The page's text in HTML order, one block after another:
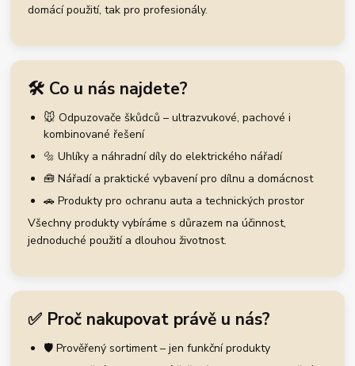
domácí použití, tak pro profesionály.
🛠️ Co u nás najdete?
🐭 Odpuzovače škůdců – ultrazvukové, pachové i
kombinované řešení
🔩 Uhlíky a náhradní díly do elektrického nářadí
🧰 Nářadí a praktické vybavení pro dílnu a domácnost
🚗 Produkty pro ochranu auta a technických prostor
Všechny produkty vybíráme s důrazem na účinnost,
jednoduché použití a dlouhou životnost.
✅ Proč nakupovat právě u nás?
🛡️ Prověřený sortiment – jen funkční produkty